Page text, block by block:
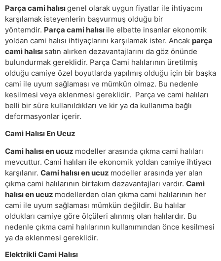
Parça cami halısıgenel olarak uygun fiyatlar ile ihtiyacını
karşılamak isteyenlerin başvurmuş olduğu bir
yöntemdir. Parça cami halısı ile elbette insanlar ekonomik
yoldan cami halısı ihtiyaçlarını karşılamak ister. Ancak parça
cami halısı satın alırken dezavantajlarını da göz önünde
bulundurmak gereklidir. Parça Cami halılarının üretilmiş
olduğu camiye özel boyutlarda yapılmış olduğu için bir başka
cami ile uyum sağlaması ve mümkün olmaz. Bu nedenle
kesilmesi veya eklenmesi gereklidir. Parça ve cami halıları
belli bir süre kullanıldıkları ve kir ya da kullanıma bağlı
deformasyonlar içerir.
Cami Halısı En Ucuz
Cami halısı en ucuz modeller arasında çıkma cami halıları
mevcuttur. Cami halıları ile ekonomik yoldan camiye ihtiyacı
karşılanır. Cami halısı en ucuz modeller arasında yer alan
çıkma cami halılarının birtakım dezavantajları vardır. Cami
halısı en ucuz modellerden olan çıkma cami halılarının her
cami ile uyum sağlaması mümkün değildir. Bu halılar
oldukları camiye göre ölçüleri alınmış olan halılardır. Bu
nedenle çıkma cami halılarının kullanımından önce kesilmesi
ya da eklenmesi gereklidir.
Elektrikli Cami Halısı